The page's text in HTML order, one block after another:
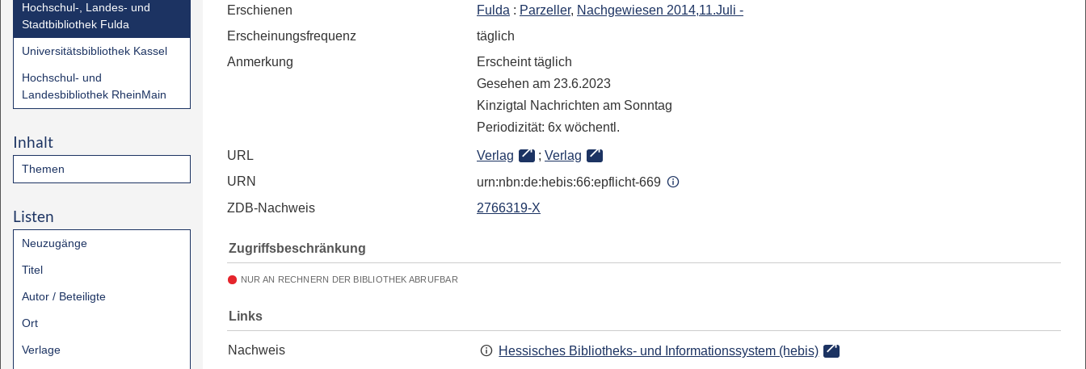
Hochschul-, Landes- und
Stadtbibliothek Fulda
Universitätsbibliothek Kassel
Hochschul- und
Landesbibliothek RheinMain
Inhalt
Themen
Listen
Neuzugänge
Titel
Autor / Beteiligte
Ort
Verlage
Erschienen
Fulda : Parzeller, Nachgewiesen 2014,11.Juli -
Erscheinungsfrequenz
täglich
Anmerkung
Erscheint täglich
Gesehen am 23.6.2023
Kinzigtal Nachrichten am Sonntag
Periodizität: 6x wöchentl.
URL Verlag ; Verlag
URN
urn:nbn:de:hebis:66:epflicht-669
ZDB-Nachweis
2766319-X
Zugriffsbeschränkung
NUR AN RECHNERN DER BIBLIOTHEK ABRUFBAR
Links
Nachweis Hessisches Bibliotheks- und Informationssystem (hebis)